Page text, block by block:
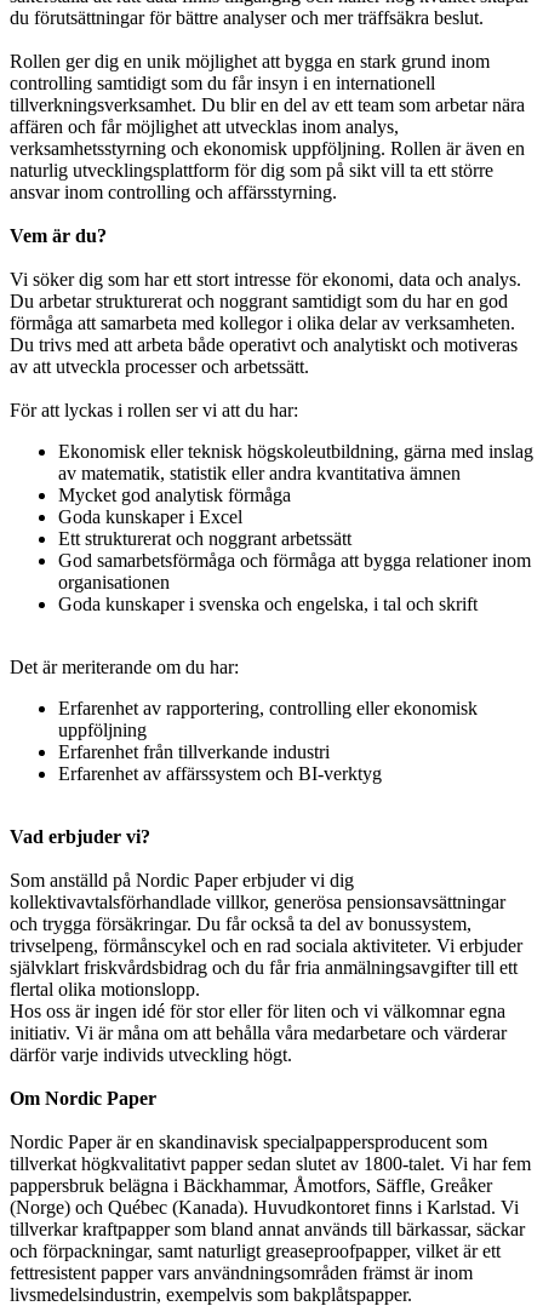
du förutsättningar för bättre analyser och mer träffsäkra beslut.
Rollen ger dig en unik möjlighet att bygga en stark grund inom
controlling samtidigt som du får insyn i en internationell
tillverkningsverksamhet. Du blir en del av ett team som arbetar nära
affären och får möjlighet att utvecklas inom analys,
verksamhetsstyrning och ekonomisk uppföljning. Rollen är även en
naturlig utvecklingsplattform för dig som på sikt vill ta ett större
ansvar inom controlling och affärsstyrning.
Vem är du?
Vi söker dig som har ett stort intresse för ekonomi, data och analys.
Du arbetar strukturerat och noggrant samtidigt som du har en god
förmåga att samarbeta med kollegor i olika delar av verksamheten.
Du trivs med att arbeta både operativt och analytiskt och motiveras
av att utveckla processer och arbetssätt.
För att lyckas i rollen ser vi att du har:
Ekonomisk eller teknisk högskoleutbildning, gärna med inslag
av matematik, statistik eller andra kvantitativa ämnen
Mycket god analytisk förmåga
Goda kunskaper i Excel
Ett strukturerat och noggrant arbetssätt
God samarbetsförmåga och förmåga att bygga relationer inom
organisationen
Goda kunskaper i svenska och engelska, i tal och skrift
Det är meriterande om du har:
Erfarenhet av rapportering, controlling eller ekonomisk
uppföljning
Erfarenhet från tillverkande industri
Erfarenhet av affärssystem och BI-verktyg
Vad erbjuder vi?
Som anställd på Nordic Paper erbjuder vi dig
kollektivavtalsförhandlade villkor, generösa pensionsavsättningar
och trygga försäkringar. Du får också ta del av bonussystem,
trivselpeng, förmånscykel och en rad sociala aktiviteter. Vi erbjuder
självklart friskvårdsbidrag och du får fria anmälningsavgifter till ett
flertal olika motionslopp.
Hos oss är ingen idé för stor eller för liten och vi välkomnar egna
initiativ. Vi är måna om att behålla våra medarbetare och värderar
därför varje individs utveckling högt.
Om Nordic Paper
Nordic Paper är en skandinavisk specialpappersproducent som
tillverkat högkvalitativt papper sedan slutet av 1800-talet. Vi har fem
pappersbruk belägna i Bäckhammar, Åmotfors, Säffle, Greåker
(Norge) och Québec (Kanada). Huvudkontoret finns i Karlstad. Vi
tillverkar kraftpapper som bland annat används till bärkassar, säckar
och förpackningar, samt naturligt greaseproofpapper, vilket är ett
fettresistent papper vars användningsområden främst är inom
livsmedelsindustrin, exempelvis som bakplåtspapper.